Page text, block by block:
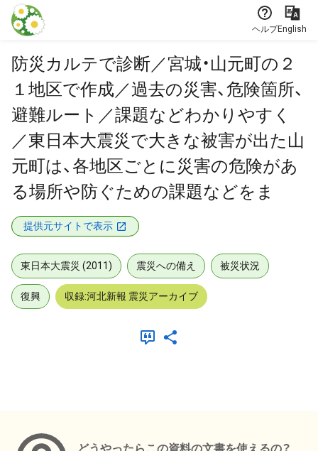
本文に飛ぶ
ヘルプEnglish
防災カルテで診断／宮城・山元町の２
１地区で作成／過去の災害、危険箇所、
避難ルート／課題などわかりやすく
／東日本大震災で大きな被害が出た山
元町は、各地区ごとに災害の危険があ
る場所や防ぐための課題などをま
提供元サイトで表示
東日本大震災 (2011) 震災への備え 被災状況
復興 収録:河北新報 震災アーカイブ
どうやったらこの資料の文書を使えるの？